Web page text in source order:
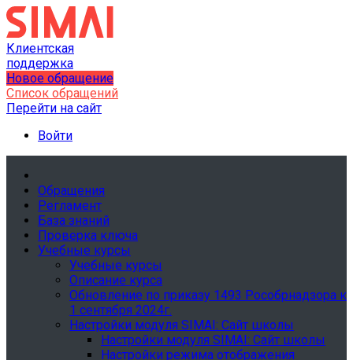
Клиентская
поддержка
Новое обращение
Список обращений
Перейти на сайт
Войти
Обращения
Регламент
База знаний
Проверка ключа
Учебные курсы
Учебные курсы
Описание курса
Обновление по приказу 1493 Рособрнадзора к
1 сентября 2024г.
Настройки модуля SIMAI: Сайт школы
Настройки модуля SIMAI: Сайт школы
Настройки режима отображения